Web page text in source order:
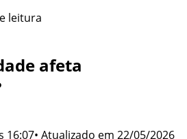
leitura
afeta
16:07• Atualizado em 22/05/2026